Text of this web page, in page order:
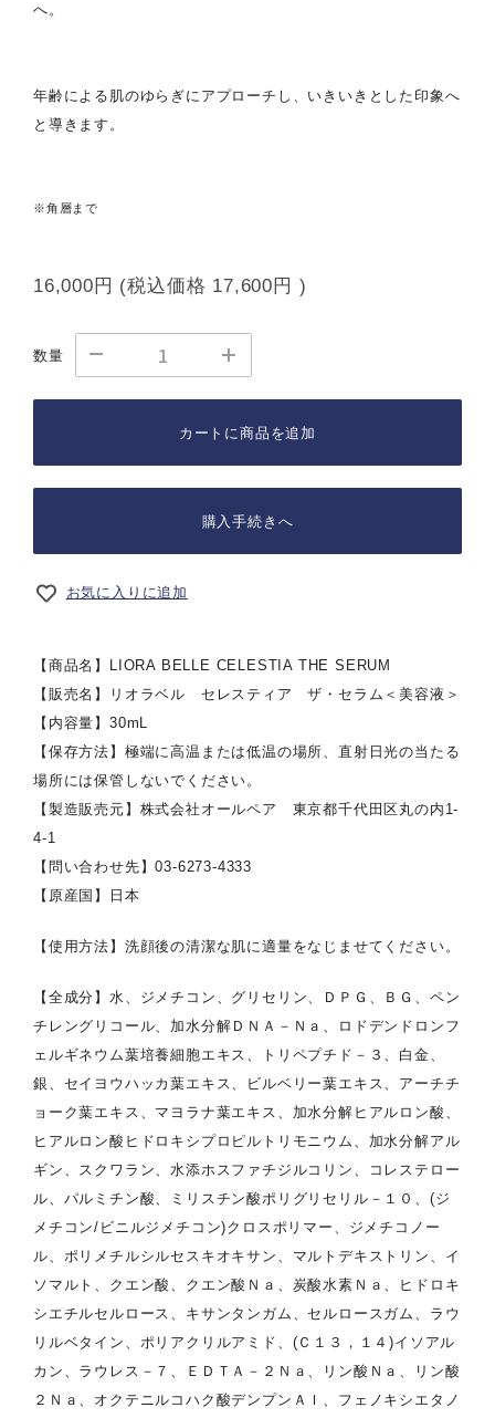
へ。
年齢による肌のゆらぎにアプローチし、いきいきとした印象へ
と導きます。
※角層まで
16,000円 (税込価格 17,600円 )
数量
カートに商品を追加
購入手続きへ
お気に入りに追加
【商品名】LIORA BELLE CELESTIA THE SERUM
【販売名】リオラベル セレスティア ザ・セラム＜美容液＞
【内容量】30mL
【保存方法】極端に高温または低温の場所、直射日光の当たる
場所には保管しないでください。
【製造販売元】株式会社オールペア 東京都千代田区丸の内1-
4-1
【問い合わせ先】03-6273-4333
【原産国】日本
【使用方法】洗顔後の清潔な肌に適量をなじませてください。
【全成分】水、ジメチコン、グリセリン、ＤＰＧ、ＢＧ、ペン
チレングリコール、加水分解ＤＮＡ－Ｎａ、ロドデンドロンフ
ェルギネウム葉培養細胞エキス、トリペプチド－３、白金、
銀、セイヨウハッカ葉エキス、ビルベリー葉エキス、アーチチ
ョーク葉エキス、マヨラナ葉エキス、加水分解ヒアルロン酸、
ヒアルロン酸ヒドロキシプロピルトリモニウム、加水分解アル
ギン、スクワラン、水添ホスファチジルコリン、コレステロー
ル、パルミチン酸、ミリスチン酸ポリグリセリル－１０、(ジ
メチコン/ビニルジメチコン)クロスポリマー、ジメチコノー
ル、ポリメチルシルセスキオキサン、マルトデキストリン、イ
ソマルト、クエン酸、クエン酸Ｎａ、炭酸水素Ｎａ、ヒドロキ
シエチルセルロース、キサンタンガム、セルロースガム、ラウ
リルベタイン、ポリアクリルアミド、(Ｃ１３，１４)イソアル
カン、ラウレス－７、ＥＤＴＡ－２Ｎａ、リン酸Ｎａ、リン酸
２Ｎａ、オクテニルコハク酸デンプンＡＩ、フェノキシエタノ